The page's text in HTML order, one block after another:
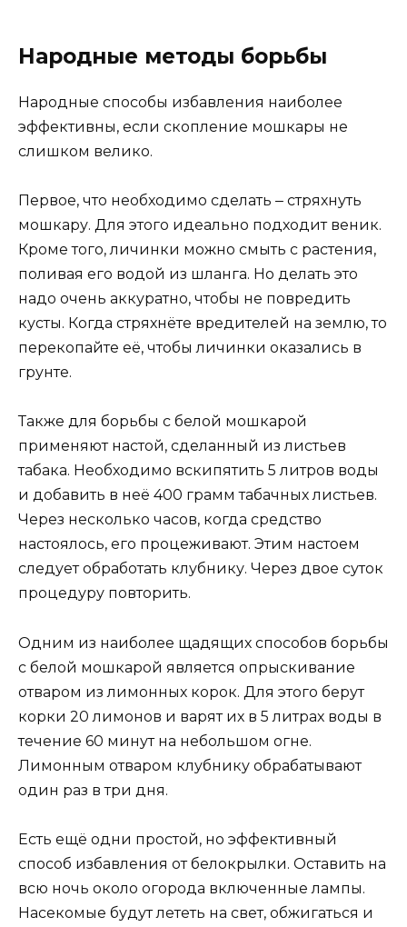
Народные методы борьбы
Народные способы избавления наиболее
эффективны, если скопление мошкары не
слишком велико.
Первое, что необходимо сделать ‒ стряхнуть
мошкару. Для этого идеально подходит веник.
Кроме того, личинки можно смыть с растения,
поливая его водой из шланга. Но делать это
надо очень аккуратно, чтобы не повредить
кусты. Когда стряхнёте вредителей на землю, то
перекопайте её, чтобы личинки оказались в
грунте.
Также для борьбы с белой мошкарой
применяют настой, сделанный из листьев
табака. Необходимо вскипятить 5 литров воды
и добавить в неё 400 грамм табачных листьев.
Через несколько часов, когда средство
настоялось, его процеживают. Этим настоем
следует обработать клубнику. Через двое суток
процедуру повторить.
Одним из наиболее щадящих способов борьбы
с белой мошкарой является опрыскивание
отваром из лимонных корок. Для этого берут
корки 20 лимонов и варят их в 5 литрах воды в
течение 60 минут на небольшом огне.
Лимонным отваром клубнику обрабатывают
один раз в три дня.
Есть ещё одни простой, но эффективный
способ избавления от белокрылки. Оставить на
всю ночь около огорода включенные лампы.
Насекомые будут лететь на свет, обжигаться и